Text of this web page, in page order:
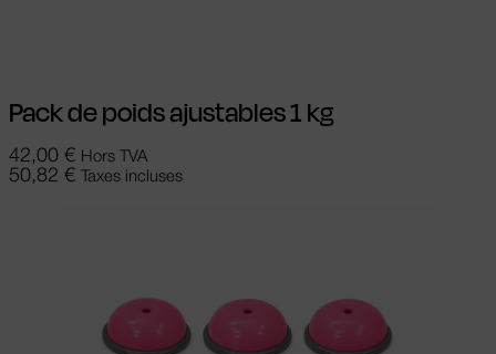
Pack de poids ajustables 1 kg
42,00 € Hors TVA
50,82 € Taxes incluses